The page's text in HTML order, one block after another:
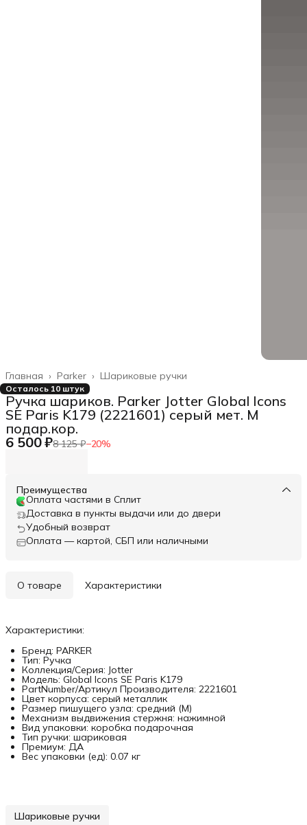
Шариковые ручки
Parker ›
Главная ›
Осталось 10 штук
Ручка шариков. Parker Jotter Global Icons
SE Paris K179 (2221601) серый мет. M
подар.кор.
6 500 ₽8 125 ₽−20%
Преимущества
Оплата частями в Сплит
Доставка в пункты выдачи или до двери
Удобный возврат
Оплата — картой, СБП или наличными
О товаре Характеристики
Характеристики:
Бренд: PARKER
Тип: Ручка
Коллекция/Серия: Jotter
Модель: Global Icons SE Paris K179
PartNumber/Артикул Производителя: 2221601
Цвет корпуса: серый металлик
Размер пишущего узла: средний (M)
Механизм выдвижения стержня: нажимной
Вид упаковки: коробка подарочная
Тип ручки: шариковая
Премиум: ДА
Вес упаковки (ед): 0.07 кг
Шариковые ручки